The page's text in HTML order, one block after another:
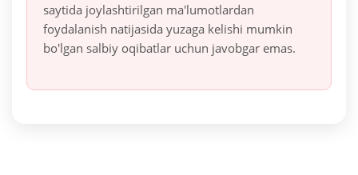
saytida joylashtirilgan ma'lumotlardan
foydalanish natijasida yuzaga kelishi mumkin
bo'lgan salbiy oqibatlar uchun javobgar emas.